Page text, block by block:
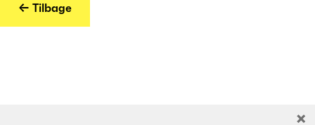
← Tilbage